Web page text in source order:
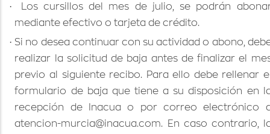
·
Los cursillos del mes de julio, se podrán
mediante efectivo o tarjeta de crédito.
· Si no desea continuar con su actividad o abono,
realizar la solicitud de baja antes de finalizar el
previo al siguiente recibo. Para ello debe rellenar
formulario de baja que tiene a su disposición en
recepción de Inacua o por correo electrónico
atencion-murcia@inacua.com. En caso contrario,